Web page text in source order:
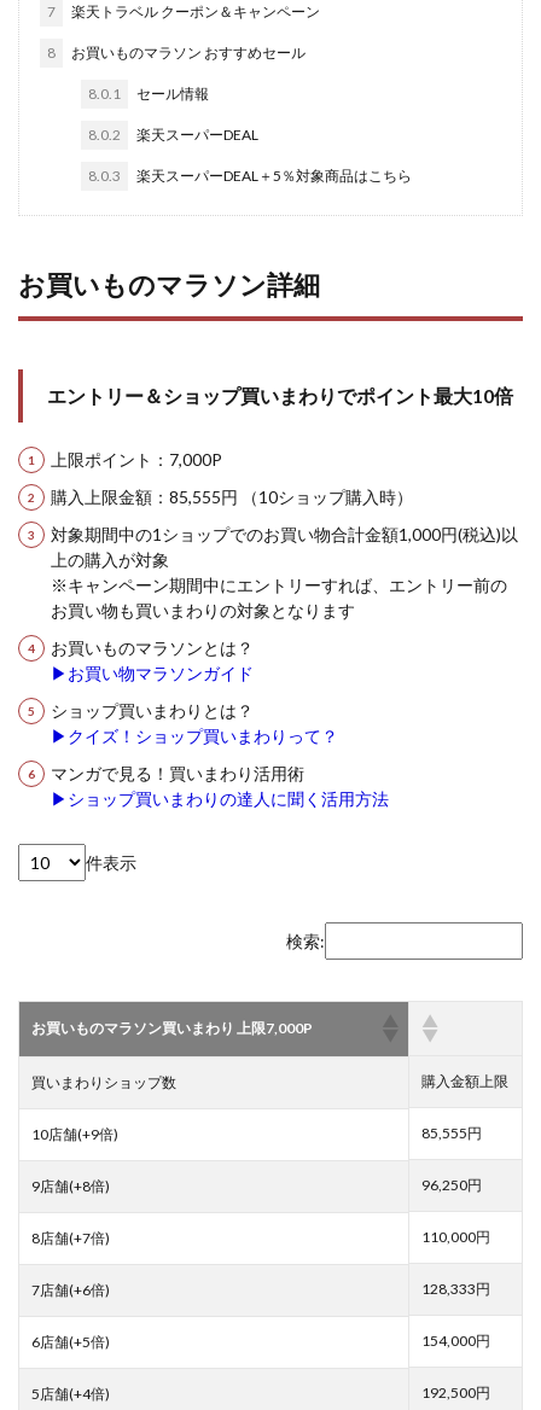
7 楽天トラベル クーポン＆キャンペーン
8 お買いものマラソン おすすめセール
8.0.1 セール情報
8.0.2 楽天スーパーDEAL
8.0.3 楽天スーパーDEAL＋5％対象商品はこちら
お買いものマラソン詳細
エントリー＆ショップ買いまわりでポイント最大10倍
上限ポイント：7,000P
購入上限金額：85,555円 （10ショップ購入時）
対象期間中の1ショップでのお買い物合計金額1,000円(税込)以
上の購入が対象
※キャンペーン期間中にエントリーすれば、エントリー前の
お買い物も買いまわりの対象となります
お買いものマラソンとは？
▶お買い物マラソンガイド
ショップ買いまわりとは？
▶クイズ！ショップ買いまわりって？
マンガで見る！買いまわり活用術
▶ショップ買いまわりの達人に聞く活用方法
件表示
検索:
お買いものマラソン買いまわり 上限7,000P
買いまわりショップ数 購入金額上限
10店舗(+9倍) 85,555円
9店舗(+8倍) 96,250円
8店舗(+7倍) 110,000円
7店舗(+6倍) 128,333円
6店舗(+5倍) 154,000円
5店舗(+4倍) 192,500円